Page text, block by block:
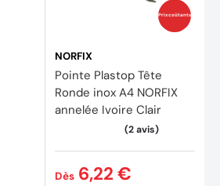
(3
Prix coûtants
NORFIX
Pointe Plastop Tête
Ronde inox A4 NORFIX
annelée Ivoire Clair
Dès 6,22 €